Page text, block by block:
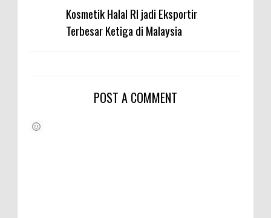
Kosmetik Halal RI jadi Eksportir
Terbesar Ketiga di Malaysia
POST A COMMENT